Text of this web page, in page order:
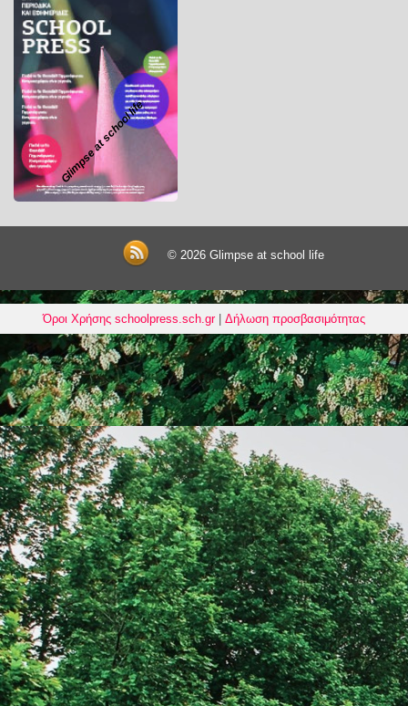
Glimpse at school life
© 2026Glimpse at school life
Όροι Χρήσης schoolpress.sch.gr| Δήλωση προσβασιμότητας